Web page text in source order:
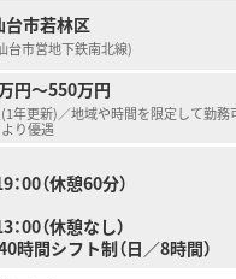
18時までとなっており、正社員であ
ないため、プライベートを充実さ
しているためシフト制での勤務とな
が取得しやすく、オンオフの切り替
おいてはお薬の配送時に自家用車
、柔軟に動けるフットワークの軽
いて】
450万円から600万円と幅広く、こ
に考慮した上で最終的な給与額が
台市若林区
台市営地下鉄南北線)
円～550万円
年更新)／地域や時間を限定して勤務
り優遇
：00（休憩60分）
：00（休憩なし）
時間シフト制（日／8時間）